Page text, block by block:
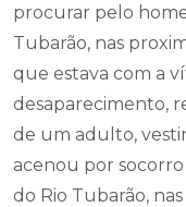
procurar pelo
Tubarão, nas
que estava com a
desaparecimento,
de um adulto,
acenou por
do Rio Tubarão,